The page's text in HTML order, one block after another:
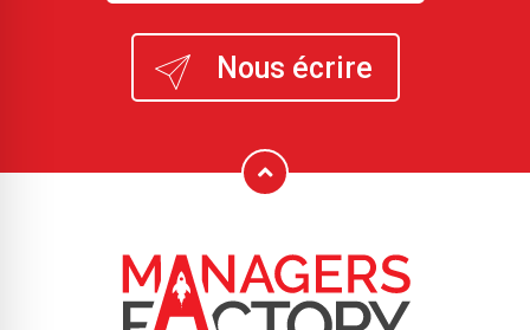
Nous écrire